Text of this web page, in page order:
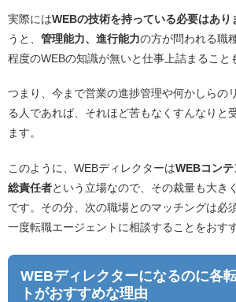
実際にはWEBの技術を持っている必要はあり
うと、 管理能力、進行能力の方が問われる職
程度のWEBの知識が無いと仕事上詰まること
つまり、今まで営業の進捗管理や何かしらの
る人であれば、それほど苦もなくすんなりと
ます。
このように、WEBディレクターはWEBコン
総責任者という立場なので、その裁量も大き
です。その分、次の職場とのマッチングは必
一度転職エージェントに相談することをおす
WEBディレクターになるのに各
トがおすすめな理由